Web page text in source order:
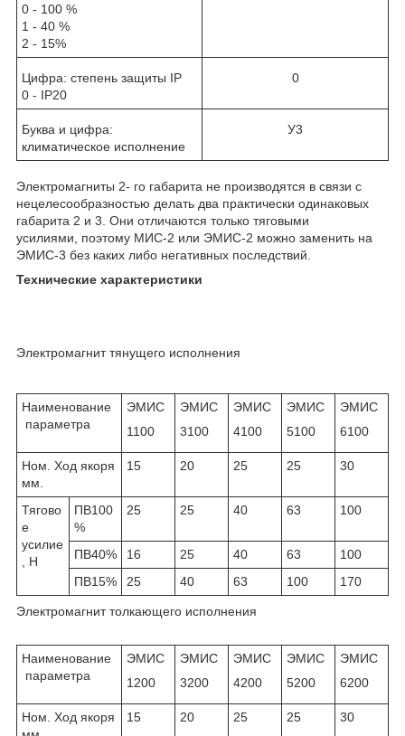
0 - 100 %
1 - 40 %
2 - 15%
Цифра: степень защиты IP
0 - IP20
0
Буква и цифра:
климатическое исполнение
У3
Электромагниты 2- го габарита не производятся в связи с
нецелесообразностью делать два практически одинаковых
габарита 2 и 3. Они отличаются только тяговыми
усилиями, поэтому МИС-2 или ЭМИС-2 можно заменить на
ЭМИС-3 без каких либо негативных последствий.
Технические характеристики
Электромагнит тянущего исполнения
Наименование
параметра
ЭМИС
1100
ЭМИС
3100
ЭМИС
4100
ЭМИС
5100
ЭМИС
6100
Ном. Ход якоря
мм.
15 20 25 25 30
Тягово
е
усилие
, H
ПВ100
%
25 25 40 63 100
ПВ40% 16 25 40 63
100
ПВ15%
25 40 63 100 170
Электромагнит толкающего исполнения
Наименование
параметра
ЭМИС
1200
ЭМИС
3200
ЭМИС
4200
ЭМИС
5200
ЭМИС
6200
Ном. Ход якоря
15 20 25 25 30